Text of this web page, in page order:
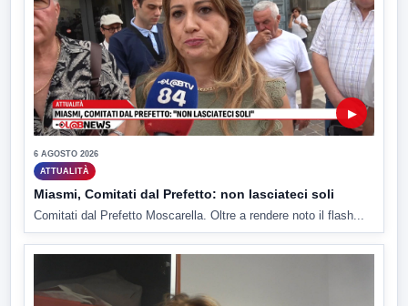
▶
6 AGOSTO 2026
ATTUALITÀ
Miasmi, Comitati dal Prefetto: non lasciateci soli
Comitati dal Prefetto Moscarella. Oltre a rendere noto il flash...